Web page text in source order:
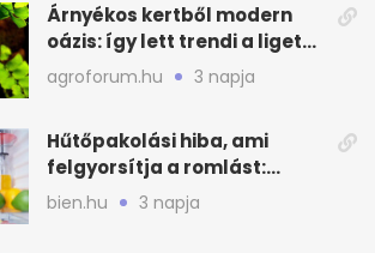
Árnyékos kertből modern
oázis: így lett trendi a ligetes
zöld
agroforum.hu 3 napja
Hűtőpakolási hiba, ami
felgyorsítja a romlást:
zónákra figyelj
bien.hu 3 napja